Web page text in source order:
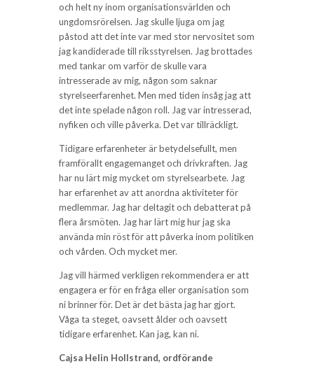
och helt ny inom organisationsvärlden och
ungdomsrörelsen. Jag skulle ljuga om jag
påstod att det inte var med stor nervositet som
jag kandiderade till riksstyrelsen. Jag brottades
med tankar om varför de skulle vara
intresserade av mig, någon som saknar
styrelseerfarenhet. Men med tiden insåg jag att
det inte spelade någon roll. Jag var intresserad,
nyfiken och ville påverka. Det var tillräckligt.
Tidigare erfarenheter är betydelsefullt, men
framförallt engagemanget och drivkraften. Jag
har nu lärt mig mycket om styrelsearbete. Jag
har erfarenhet av att anordna aktiviteter för
medlemmar. Jag har deltagit och debatterat på
flera årsmöten. Jag har lärt mig hur jag ska
använda min röst för att påverka inom politiken
och vården. Och mycket mer.
Jag vill härmed verkligen rekommendera er att
engagera er för en fråga eller organisation som
ni brinner för. Det är det bästa jag har gjort.
Våga ta steget, oavsett ålder och oavsett
tidigare erfarenhet. Kan jag, kan ni.
Cajsa Helin Hollstrand, ordförande